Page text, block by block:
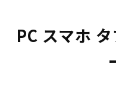
PC スマホ